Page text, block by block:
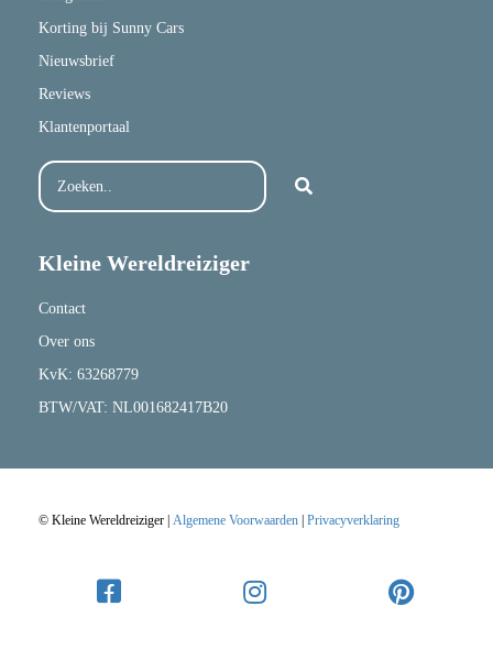
Korting bij Sunny Cars
Nieuwsbrief
Reviews
Klantenportaal
Kleine Wereldreiziger
Contact
Over ons
KvK: 63268779
BTW/VAT: NL001682417B20
© Kleine Wereldreiziger | Algemene Voorwaarden Privacyverklaring